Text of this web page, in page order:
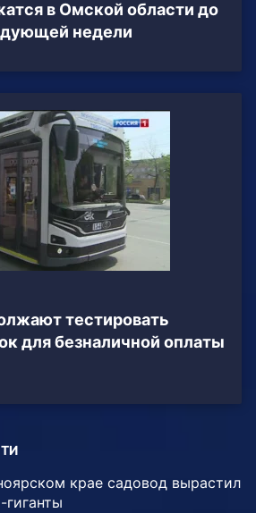
в Омской области до
недели
тестировать
для безналичной оплаты
крае садовод вырастил